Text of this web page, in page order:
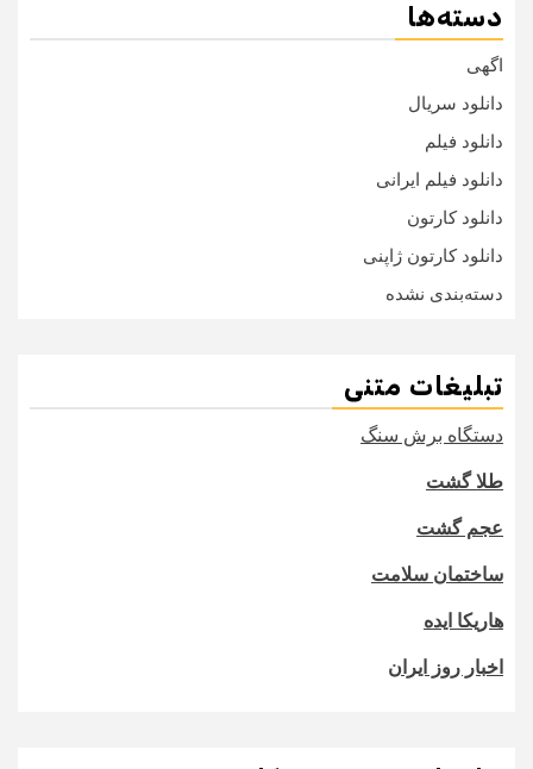
دسته‌ها
اگهی
دانلود سریال
دانلود فیلم
دانلود فیلم ایرانی
دانلود کارتون
دانلود کارتون ژاپنی
دسته‌بندی نشده
تبلیغات متنی
دستگاه برش سنگ
طلا گشت
عجم گشت
ساختمان سلامت
هاریکا ایده
اخبار روز ایران